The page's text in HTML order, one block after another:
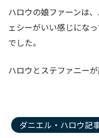
ハロウの娘ファーンは
ェシーがいい感じにな
でした。
ハロウとステファニー
ダニエル・ハロウ記